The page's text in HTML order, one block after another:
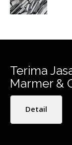
Terima
Marmer &
Detail